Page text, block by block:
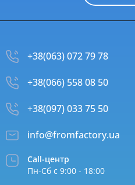
+38(063) 072 79 78
+38(066) 558 08 50
+38(097) 033 75 50
info@fromfactory.ua
Call-центр
Пн-Сб с 9:00 - 18:00